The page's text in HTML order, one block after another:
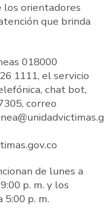
los orientadores
que brinda
018000
1111, el servicio
chat bot,
correo
de lunes a
p. m. y los
5:00 p. m.